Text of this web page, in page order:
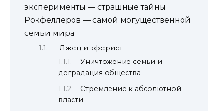
эксперименты — страшные тайны
Рокфеллеров — самой могущественной
семьи мира
Лжец и аферист
Уничтожение семьи и
деградация общества
Стремление к абсолютной
власти